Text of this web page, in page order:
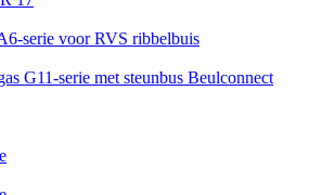
serie voor RVS ribbelbuis
G11-serie met steunbus Beulconnect